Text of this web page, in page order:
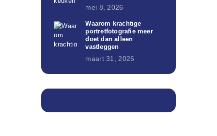
mei 8, 2026
Waarom krachtige
portretfotografie meer
doet dan alleen
vastleggen
maart 31, 2026